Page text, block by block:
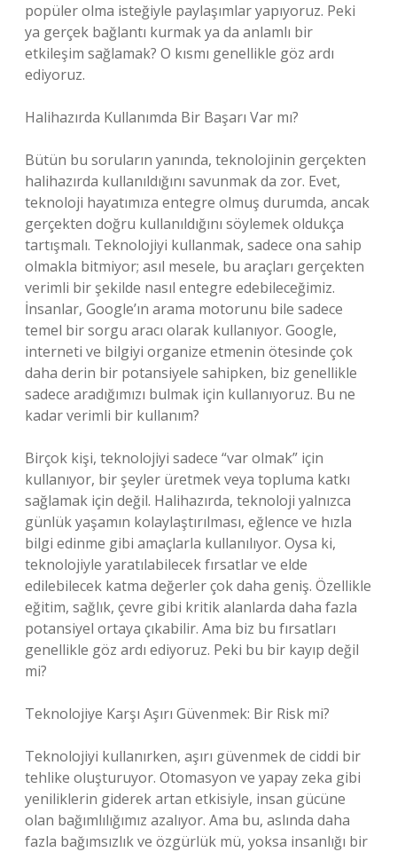
popüler olma isteğiyle paylaşımlar yapıyoruz. Peki
ya gerçek bağlantı kurmak ya da anlamlı bir
etkileşim sağlamak? O kısmı genellikle göz ardı
ediyoruz.
Halihazırda Kullanımda Bir Başarı Var mı?
Bütün bu soruların yanında, teknolojinin gerçekten
halihazırda kullanıldığını savunmak da zor. Evet,
teknoloji hayatımıza entegre olmuş durumda, ancak
gerçekten doğru kullanıldığını söylemek oldukça
tartışmalı. Teknolojiyi kullanmak, sadece ona sahip
olmakla bitmiyor; asıl mesele, bu araçları gerçekten
verimli bir şekilde nasıl entegre edebileceğimiz.
İnsanlar, Google’ın arama motorunu bile sadece
temel bir sorgu aracı olarak kullanıyor. Google,
interneti ve bilgiyi organize etmenin ötesinde çok
daha derin bir potansiyele sahipken, biz genellikle
sadece aradığımızı bulmak için kullanıyoruz. Bu ne
kadar verimli bir kullanım?
Birçok kişi, teknolojiyi sadece “var olmak” için
kullanıyor, bir şeyler üretmek veya topluma katkı
sağlamak için değil. Halihazırda, teknoloji yalnızca
günlük yaşamın kolaylaştırılması, eğlence ve hızla
bilgi edinme gibi amaçlarla kullanılıyor. Oysa ki,
teknolojiyle yaratılabilecek fırsatlar ve elde
edilebilecek katma değerler çok daha geniş. Özellikle
eğitim, sağlık, çevre gibi kritik alanlarda daha fazla
potansiyel ortaya çıkabilir. Ama biz bu fırsatları
genellikle göz ardı ediyoruz. Peki bu bir kayıp değil
mi?
Teknolojiye Karşı Aşırı Güvenmek: Bir Risk mi?
Teknolojiyi kullanırken, aşırı güvenmek de ciddi bir
tehlike oluşturuyor. Otomasyon ve yapay zeka gibi
yeniliklerin giderek artan etkisiyle, insan gücüne
olan bağımlılığımız azalıyor. Ama bu, aslında daha
fazla bağımsızlık ve özgürlük mü, yoksa insanlığı bir